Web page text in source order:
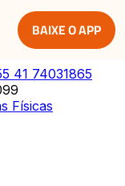
BAIXE O APP
41 74031865
Físicas